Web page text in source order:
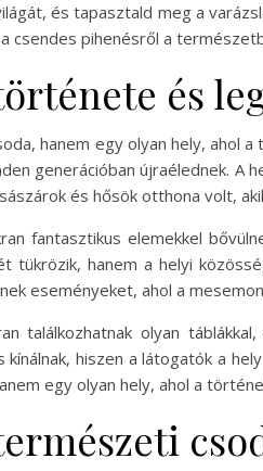
és tapasztald meg a
csendes pihenésről a
és
hanem egy olyan hely, ahol
generációban újraélednek.
és hősök otthona volt,
fantasztikus elemekkel
tükrözik, hanem a helyi
eseményeket, ahol a
találkozhatnak olyan
kínálnak, hiszen a látogatók a
egy olyan hely, ahol a